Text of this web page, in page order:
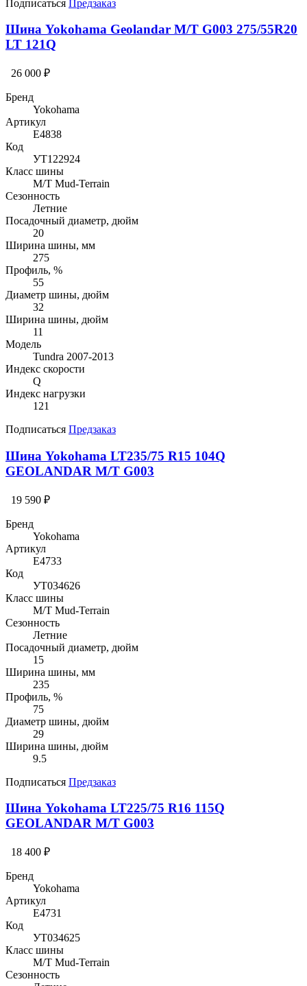
Подписаться Предзаказ
Шина Yokohama Geolandar M/T G003 275/55R20
LT 121Q
26 000 ₽
Бренд
Yokohama
Артикул
E4838
Код
УТ122924
Класс шины
M/T Mud-Terrain
Сезонность
Летние
Посадочный диаметр, дюйм
20
Ширина шины, мм
275
Профиль, %
55
Диаметр шины, дюйм
32
Ширина шины, дюйм
11
Модель
Tundra 2007-2013
Индекс скорости
Q
Индекс нагрузки
121
Подписаться Предзаказ
Шина Yokohama LT235/75 R15 104Q
GEOLANDAR M/T G003
19 590 ₽
Бренд
Yokohama
Артикул
E4733
Код
УТ034626
Класс шины
M/T Mud-Terrain
Сезонность
Летние
Посадочный диаметр, дюйм
15
Ширина шины, мм
235
Профиль, %
75
Диаметр шины, дюйм
29
Ширина шины, дюйм
9.5
Подписаться Предзаказ
Шина Yokohama LT225/75 R16 115Q
GEOLANDAR M/T G003
18 400 ₽
Бренд
Yokohama
Артикул
E4731
Код
УТ034625
Класс шины
M/T Mud-Terrain
Сезонность